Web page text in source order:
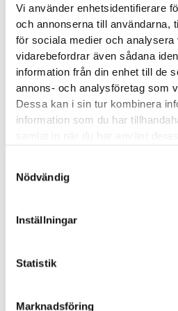
Vi använder enhetsidentifierare
och annonserna till användarna,
för sociala medier och
vidarebefordrar även sådana
information från din enhet till de
annons- och analysföretag som
Dessa kan i sin tur kombinera
information som du har
Nödvändig
Inställningar
Statistik
Marknadsföring